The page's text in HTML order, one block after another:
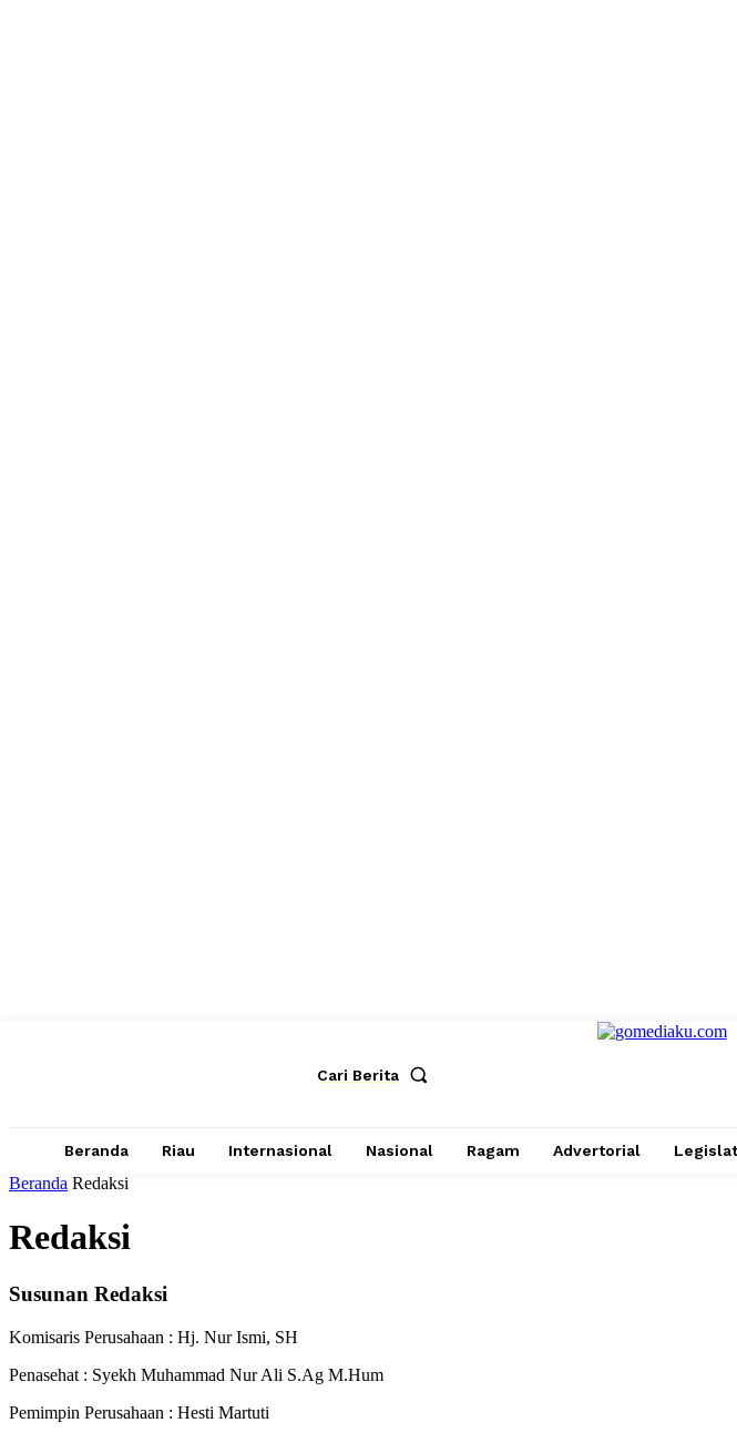
Cari Berita
Beranda Riau Internasional Nasional Ragam Advertorial
Beranda Redaksi
Redaksi
Susunan Redaksi
Komisaris Perusahaan : Hj. Nur Ismi, SH
Penasehat : Syekh Muhammad Nur Ali S.Ag M.Hum
Pemimpin Perusahaan : Hesti Martuti